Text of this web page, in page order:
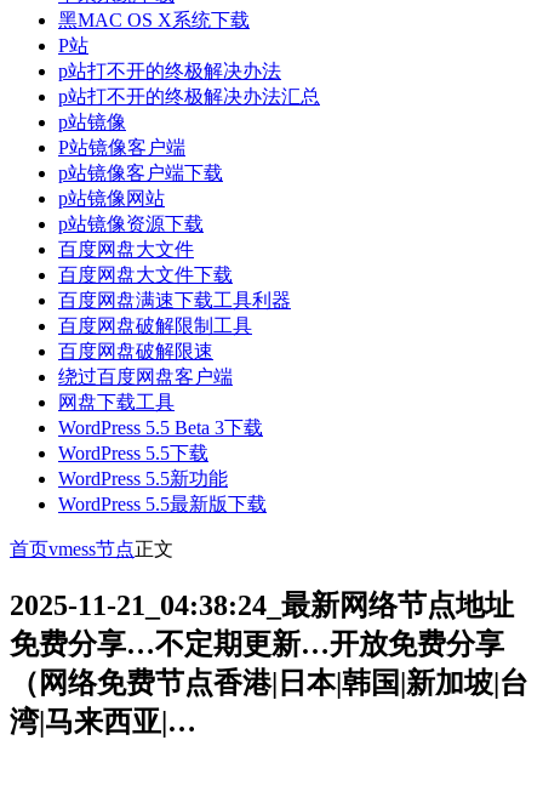
黑MAC OS X系统下载
P站
p站打不开的终极解决办法
p站打不开的终极解决办法汇总
p站镜像
P站镜像客户端
p站镜像客户端下载
p站镜像网站
p站镜像资源下载
百度网盘大文件
百度网盘大文件下载
百度网盘满速下载工具利器
百度网盘破解限制工具
百度网盘破解限速
绕过百度网盘客户端
网盘下载工具
WordPress 5.5 Beta 3下载
WordPress 5.5下载
WordPress 5.5新功能
WordPress 5.5最新版下载
首页vmess节点正文
2025-11-21_04:38:24_最新网络节点地址
免费分享…不定期更新…开放免费分享
（网络免费节点香港|日本|韩国|新加坡|台
湾|马来西亚|…